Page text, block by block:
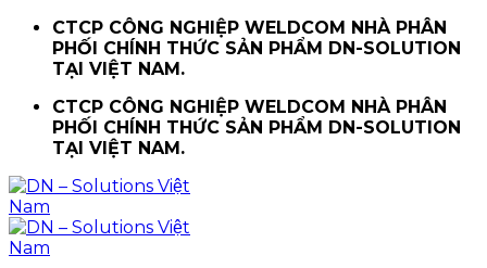
ChuyểnCTCP CÔNG NGHIỆP WELDCOM NHÀ PHÂN
PHỐI CHÍNH THỨC SẢN PHẨM DN-SOLUTION
TẠI VIỆT NAM.
CTCP CÔNG NGHIỆP WELDCOM NHÀ PHÂN
PHỐI CHÍNH THỨC SẢN PHẨM DN-SOLUTION
TẠI VIỆT NAM.